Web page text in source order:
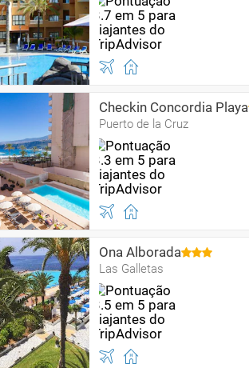
Checkin Concordia Playa
Puerto de la Cruz
Ona Alborada
Las Galletas